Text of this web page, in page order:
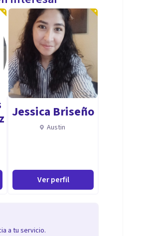
Jessica Briseño
Austin
Ver perfil
a tu servicio.